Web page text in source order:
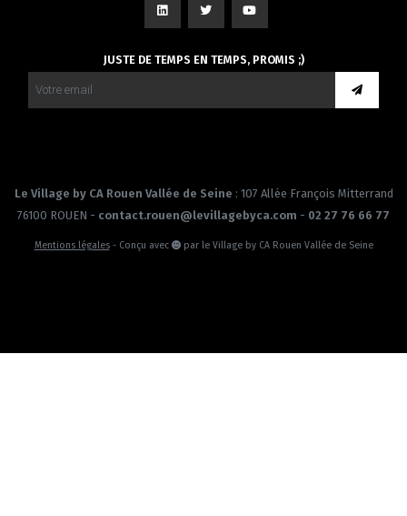
JUSTE DE TEMPS EN TEMPS, PROMIS ;)
Le Village by CA Rouen Vallée de Seine : 107 Allée François Mitterrand
76100 ROUEN - contact.rouen@levillagebyca.com - 02 27 76 66 77
Mentions légales- Conçu avec par le Village by CA Rouen Vallée de Seine